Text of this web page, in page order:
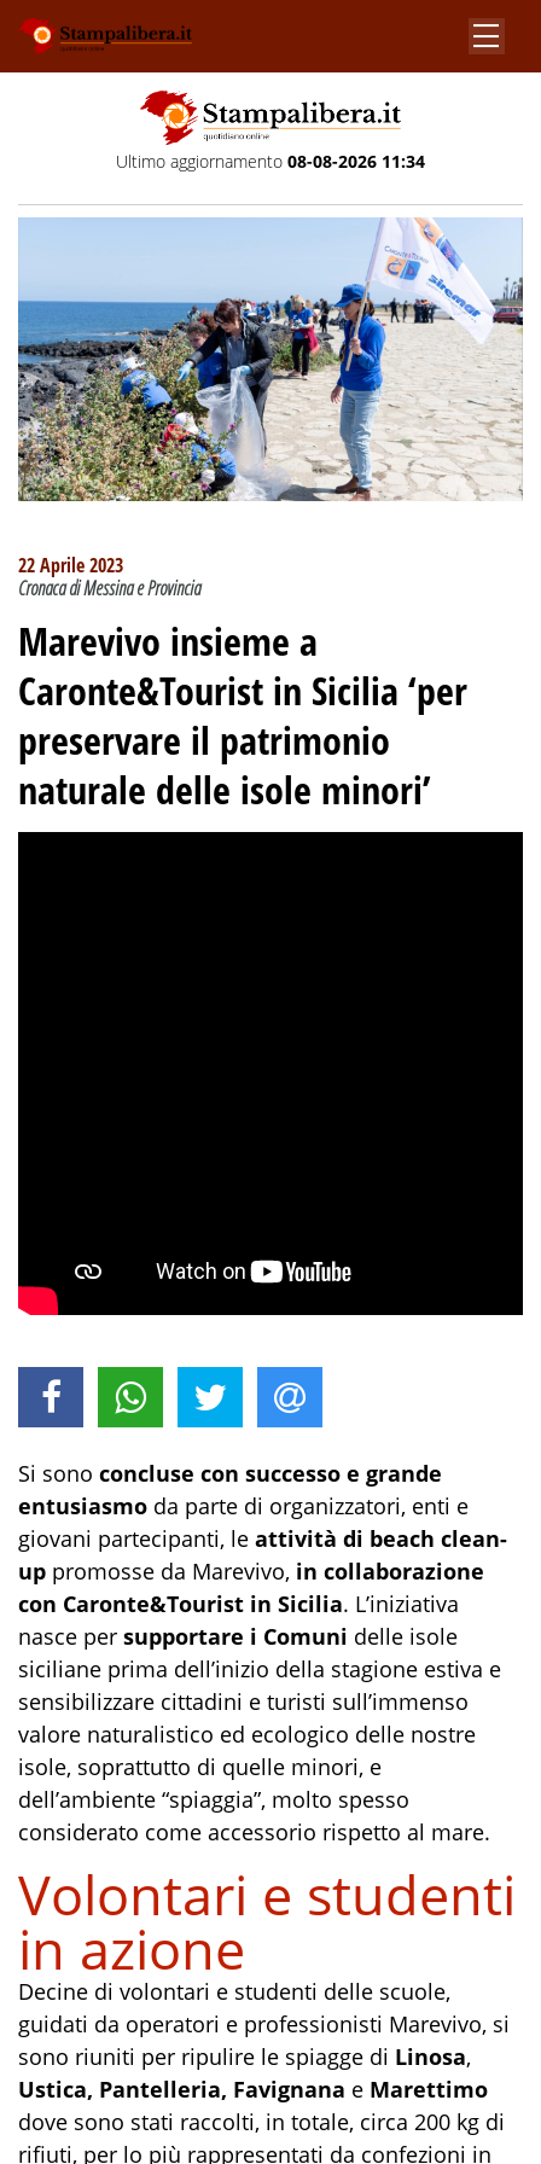
Ultimo aggiornamento 08-08-2026 11:34
22 Aprile 2023
Cronaca di Messina e Provincia
Marevivo insieme a
Caronte&Tourist in Sicilia ‘per
preservare il patrimonio
naturale delle isole minori’
Si sono concluse con successo e grande
entusiasmo da parte di organizzatori, enti e
giovani partecipanti, le attività di beach clean-
up promosse da Marevivo, in collaborazione
con Caronte&Tourist in Sicilia. L’iniziativa
nasce per supportare i Comuni delle isole
siciliane prima dell’inizio della stagione estiva e
sensibilizzare cittadini e turisti sull’immenso
valore naturalistico ed ecologico delle nostre
isole, soprattutto di quelle minori, e
dell’ambiente “spiaggia”, molto spesso
considerato come accessorio rispetto al mare.
Volontari e studenti
in azione
Decine di volontari e studenti delle scuole,
guidati da operatori e professionisti Marevivo, si
sono riuniti per ripulire le spiagge di Linosa,
Ustica, Pantelleria, Favignana e Marettimo
dove sono stati raccolti, in totale, circa 200 kg di
rifiuti, per lo più rappresentati da confezioni in